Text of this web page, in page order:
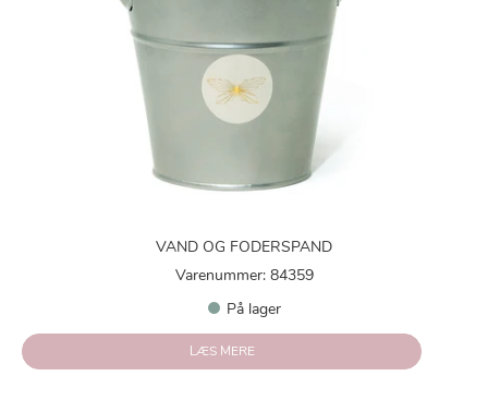
VAND OG FODERSPAND
Varenummer: 84359
På lager
LÆS MERE